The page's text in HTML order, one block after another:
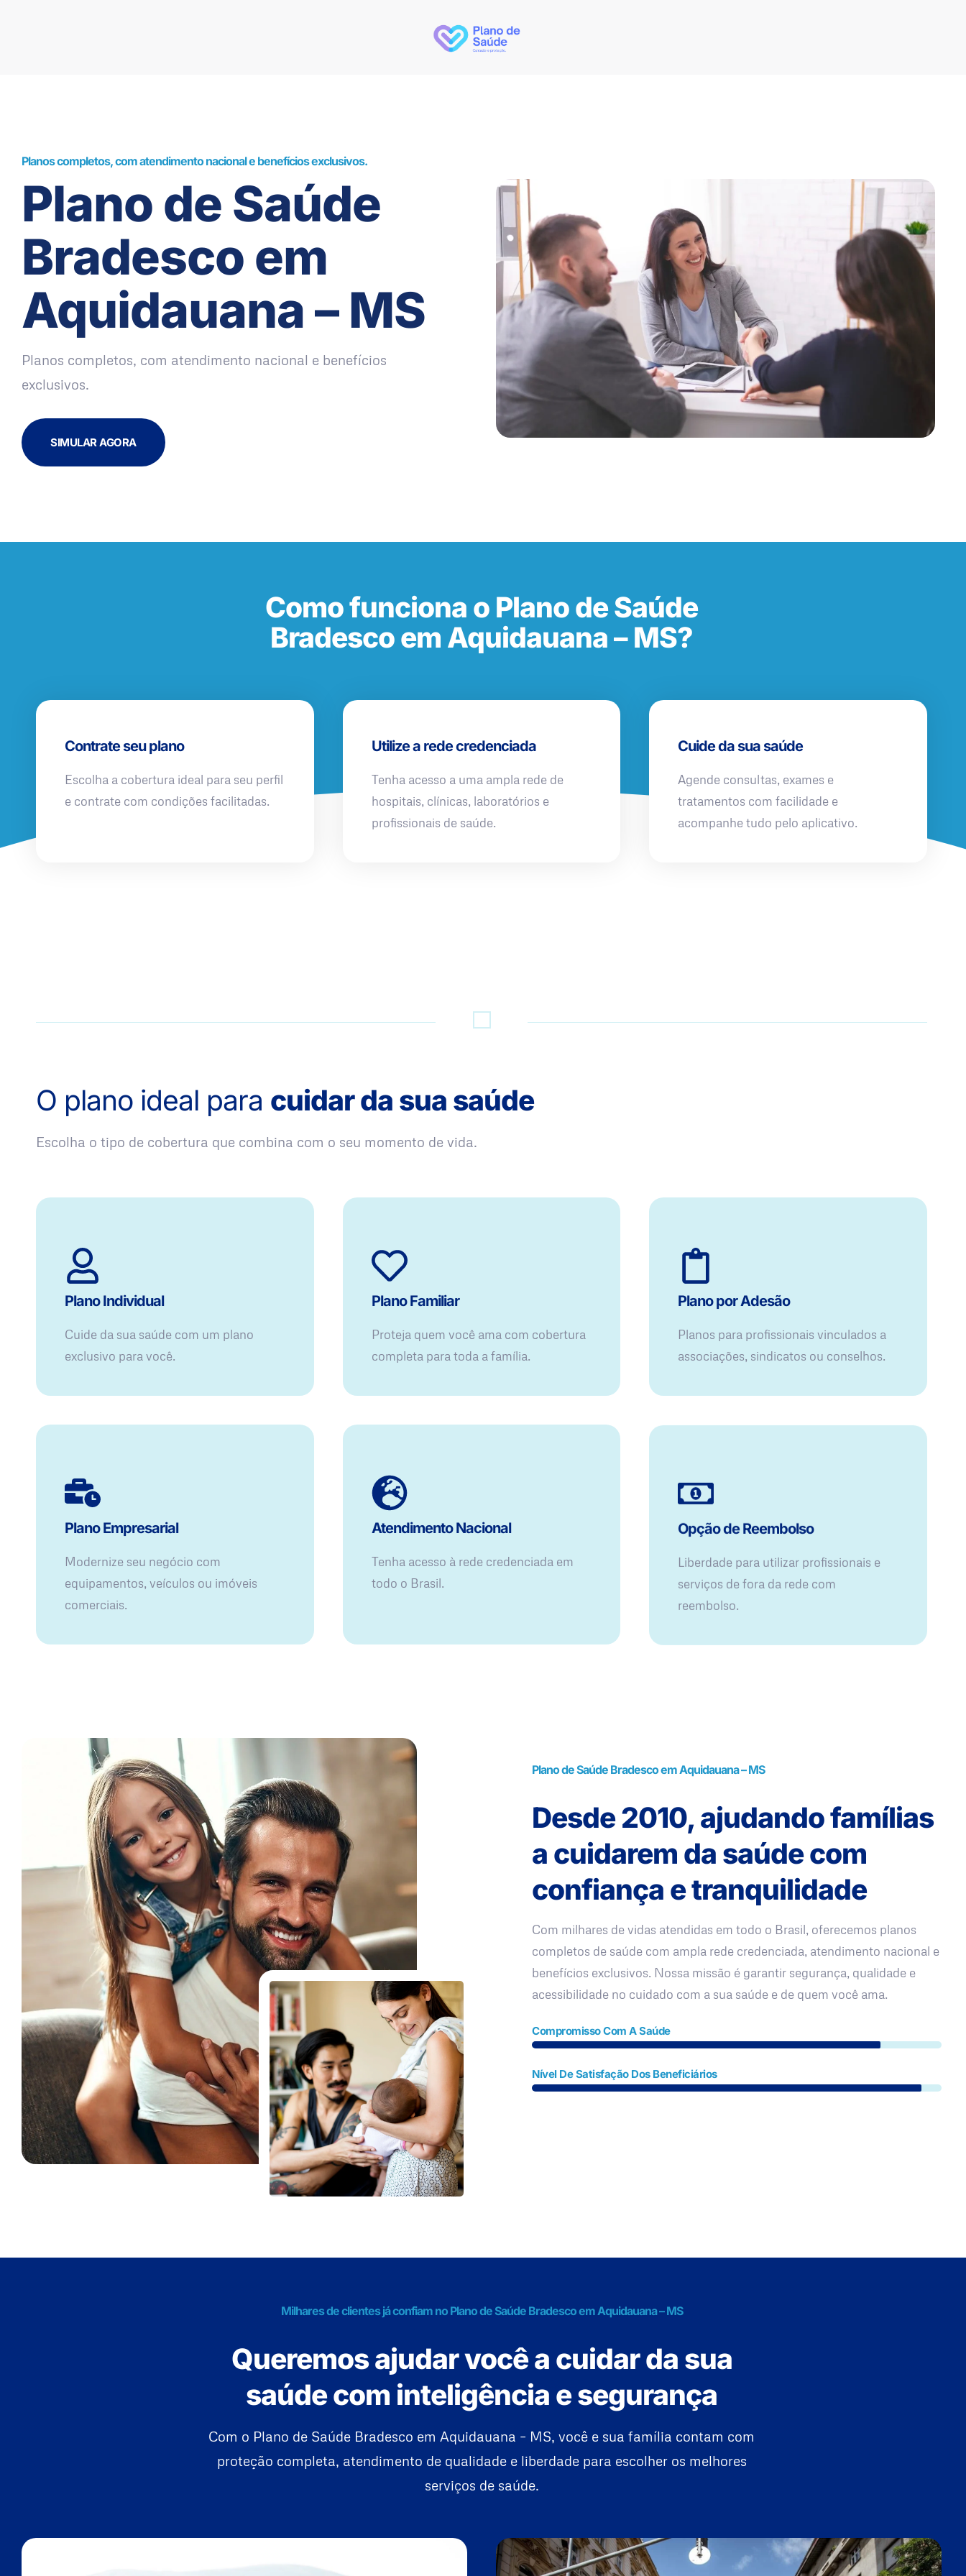
Planos completos, com atendimento nacional e benefícios exclusivos.
Plano de Saúde
Bradesco em
Aquidauana – MS
Planos completos, com atendimento nacional e benefícios
exclusivos.
SIMULAR AGORA
Como funciona o Plano de Saúde
Bradesco em Aquidauana – MS?
Contrate seu plano
Escolha a cobertura ideal para seu perfil
e contrate com condições facilitadas.
Utilize a rede credenciada
Tenha acesso a uma ampla rede de
hospitais, clínicas, laboratórios e
profissionais de saúde.
Cuide da sua saúde
Agende consultas, exames e
tratamentos com facilidade e
acompanhe tudo pelo aplicativo.
O plano ideal para cuidar da sua saúde
Escolha o tipo de cobertura que combina com o seu momento de vida.
Plano Individual
Cuide da sua saúde com um plano
exclusivo para você.
Plano Familiar
Proteja quem você ama com cobertura
completa para toda a família.
Plano por Adesão
Planos para profissionais vinculados a
associações, sindicatos ou conselhos.
Plano Empresarial
Modernize seu negócio com
equipamentos, veículos ou imóveis
comerciais.
Atendimento Nacional
Tenha acesso à rede credenciada em
todo o Brasil.
Opção de Reembolso
Liberdade para utilizar profissionais e
serviços de fora da rede com
reembolso.
Plano de Saúde Bradesco em Aquidauana – MS
Desde 2010, ajudando famílias
a cuidarem da saúde com
confiança e tranquilidade
Com milhares de vidas atendidas em todo o Brasil, oferecemos planos
completos de saúde com ampla rede credenciada, atendimento nacional e
benefícios exclusivos. Nossa missão é garantir segurança, qualidade e
acessibilidade no cuidado com a sua saúde e de quem você ama.
Compromisso Com A Saúde
Nível De Satisfação Dos Beneficiários
Milhares de clientes já confiam no Plano de Saúde Bradesco em Aquidauana – MS
Queremos ajudar você a cuidar da sua
saúde com inteligência e segurança
Com o Plano de Saúde Bradesco em Aquidauana – MS, você e sua família contam com
proteção completa, atendimento de qualidade e liberdade para escolher os melhores
serviços de saúde.